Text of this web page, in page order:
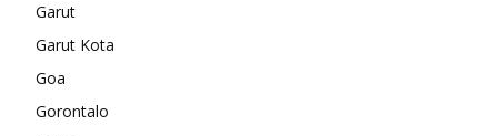
Garut
Garut Kota
Goa
Gorontalo